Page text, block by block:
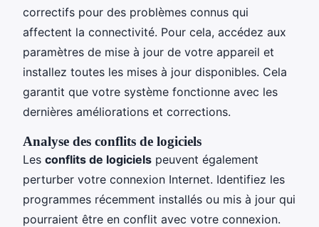
correctifs pour des problèmes connus qui
affectent la connectivité. Pour cela, accédez aux
paramètres de mise à jour de votre appareil et
installez toutes les mises à jour disponibles. Cela
garantit que votre système fonctionne avec les
dernières améliorations et corrections.
Analyse des conflits de logiciels
Les conflits de logiciels peuvent également
perturber votre connexion Internet. Identifiez les
programmes récemment installés ou mis à jour qui
pourraient être en conflit avec votre connexion.